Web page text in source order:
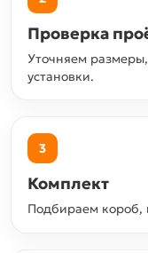
Проверка
Уточняем
установки.
3
Комплект
Подбираем короб,